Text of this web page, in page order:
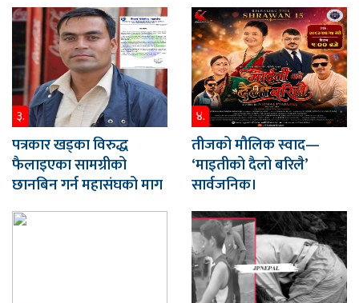
३.
पत्रकार खड्का विरुद्ध
फैलाइएका सामग्रीको
छानबिन गर्न महासंघको माग
४.
तीजको मौलिक स्वाद—
‘माइतीको दैलो बरिलै’
सार्वजनिक।